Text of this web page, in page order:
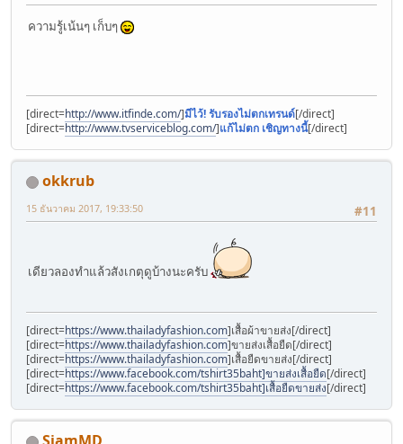
ความรู้เน้นๆ เก็บๆ
[direct=http://www.itfinde.com/]มีไว้! รับรองไม่ตกเทรนด์[/direct]
[direct=http://www.tvserviceblog.com/]แก้ไม่ตก เชิญทางนี้[/direct]
okkrub
#11
15 ธันวาคม 2017, 19:33:50
เดียวลองทำแล้วสังเกตุดูบ้างนะครับ
[direct=https://www.thailadyfashion.com]เสื้อผ้าขายส่ง[/direct]
[direct=https://www.thailadyfashion.com]ขายส่งเสื้อยืด[/direct]
[direct=https://www.thailadyfashion.com]เสื้อยืดขายส่ง[/direct]
[direct=https://www.facebook.com/tshirt35baht]ขายส่งเสื้อยืด[/direct]
[direct=https://www.facebook.com/tshirt35baht]เสื้อยืดขายส่ง[/direct]